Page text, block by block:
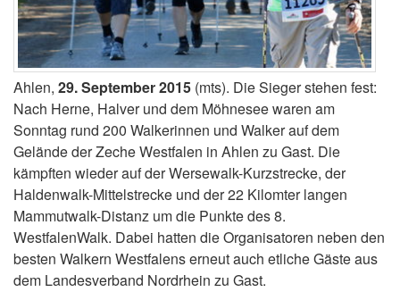
Ahlen, 29. September 2015 (mts). Die Sieger stehen fest:
Nach Herne, Halver und dem Möhnesee waren am
Sonntag rund 200 Walkerinnen und Walker auf dem
Gelände der Zeche Westfalen in Ahlen zu Gast. Die
kämpften wieder auf der Wersewalk-Kurzstrecke, der
Haldenwalk-Mittelstrecke und der 22 Kilomter langen
Mammutwalk-Distanz um die Punkte des 8.
WestfalenWalk. Dabei hatten die Organisatoren neben den
besten Walkern Westfalens erneut auch etliche Gäste aus
dem Landesverband Nordrhein zu Gast.